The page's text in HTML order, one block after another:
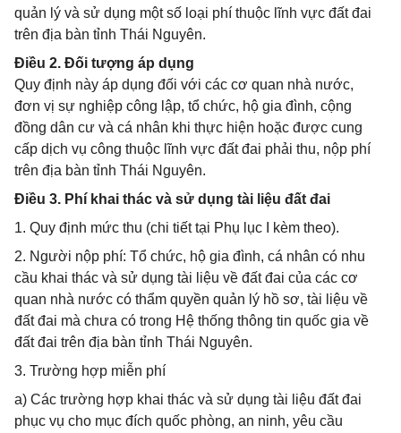
quản lý và sử dụng một số loại phí thuộc lĩnh vực đất đai
trên địa bàn tỉnh Thái Nguyên.
Điều 2. Đối tượng áp dụng
Quy định này áp dụng đối với các cơ quan nhà nước,
đơn vị sự nghiệp công lập, tổ chức, hộ gia đình, cộng
đồng dân cư và cá nhân khi thực hiện hoặc được cung
cấp dịch vụ công thuộc lĩnh vực đất đai phải thu, nộp phí
trên địa bàn tỉnh Thái Nguyên.
Điều 3. Phí khai thác và sử dụng tài liệu đất đai
1. Quy định mức thu (chi tiết tại Phụ lục I kèm theo).
2. Người nộp phí: Tổ chức, hộ gia đình, cá nhân có nhu
cầu khai thác và sử dụng tài liệu về đất đai của các cơ
quan nhà nước có thẩm quyền quản lý hồ sơ, tài liệu về
đất đai mà chưa có trong Hệ thống thông tin quốc gia về
đất đai trên địa bàn tỉnh Thái Nguyên.
3. Trường hợp miễn phí
a) Các trường hợp khai thác và sử dụng tài liệu đất đai
phục vụ cho mục đích quốc phòng, an ninh, yêu cầu